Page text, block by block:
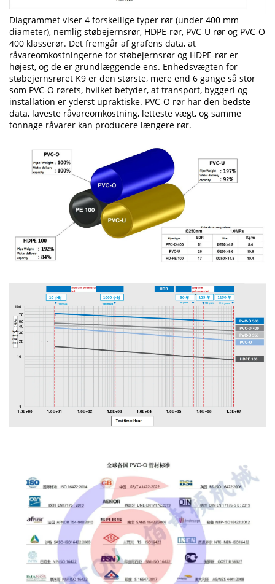
Diagrammet viser 4 forskellige typer rør (under 400 mm
diameter), nemlig støbejernsrør, HDPE-rør, PVC-U rør og PVC-O
400 klasserør. Det fremgår af grafens data, at
råvareomkostningerne for støbejernsrør og HDPE-rør er
højest, og de er grundlæggende ens. Enhedsvægten for
støbejernsrøret K9 er den største, mere end 6 gange så stor
som PVC-O rørets, hvilket betyder, at transport, byggeri og
installation er yderst upraktiske. PVC-O rør har den bedste
data, laveste råvareomkostning, letteste vægt, og samme
tonnage råvarer kan producere længere rør.